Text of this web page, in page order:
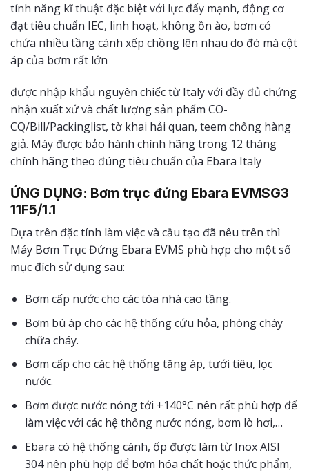
tính năng kĩ thuật đặc biệt với lực đẩy mạnh, động cơ
đạt tiêu chuẩn IEC, linh hoạt, không ồn ào, bơm có
chứa nhiều tầng cánh xếp chồng lên nhau do đó mà cột
áp của bơm rất lớn
được nhập khẩu nguyên chiếc từ Italy với đầy đủ chứng
nhận xuất xứ và chất lượng sản phẩm CO-
CQ/Bill/Packinglist, tờ khai hải quan, teem chống hàng
giả. Máy được bảo hành chính hãng trong 12 tháng
chính hãng theo đúng tiêu chuẩn của Ebara Italy
ỨNG DỤNG: Bơm trục đứng Ebara EVMSG3
11F5/1.1
Dựa trên đặc tính làm việc và cầu tạo đã nêu trên thì
Máy Bơm Trục Đứng Ebara EVMS phù hợp cho một số
mục đích sử dụng sau:
Bơm cấp nước cho các tòa nhà cao tầng.
Bơm bù áp cho các hệ thống cứu hỏa, phòng cháy
chữa cháy.
Bơm cấp cho các hệ thống tăng áp, tưới tiêu, lọc
nước.
Bơm được nước nóng tới +140°C nên rất phù hợp để
làm việc với các hệ thống nước nóng, bơm lò hơi,…
Ebara có hệ thống cánh, ốp được làm từ Inox AISI
304 nên phù hợp để bơm hóa chất hoặc thức phẩm,